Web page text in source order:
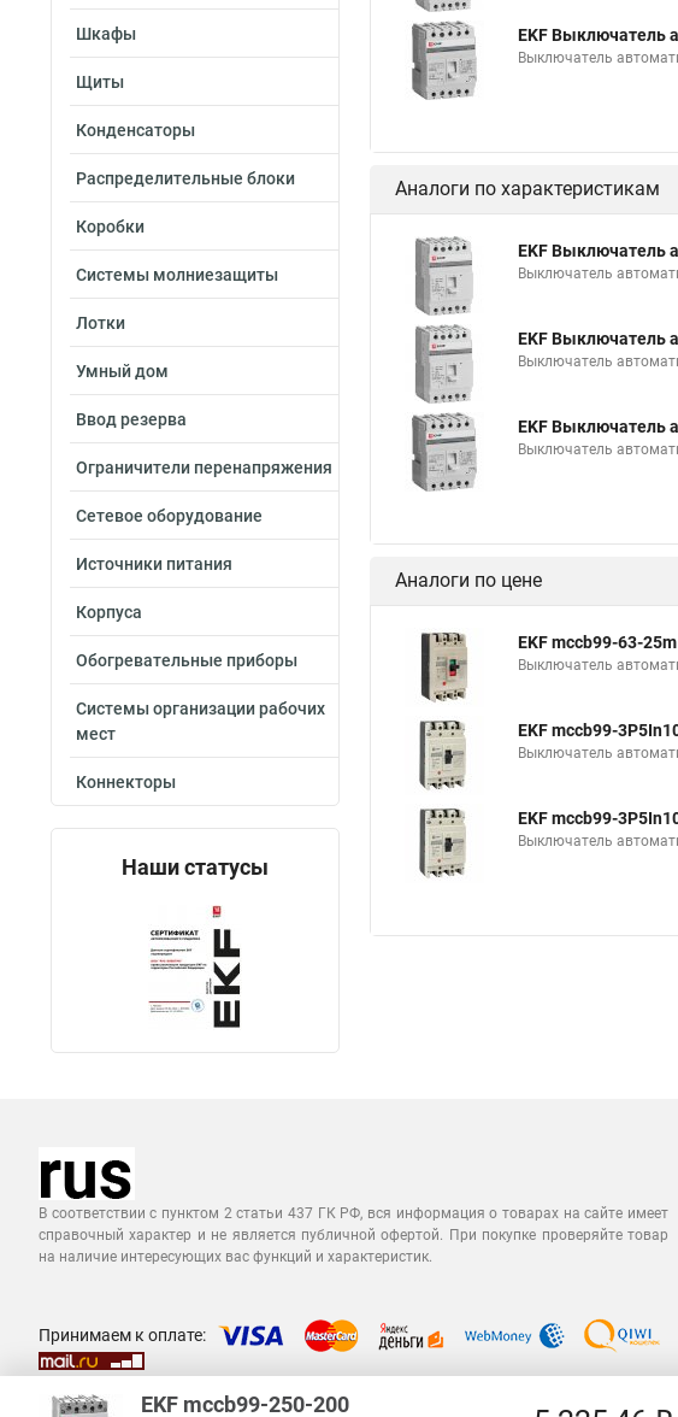
Шкафы
Щиты
Конденсаторы
Распределительные блоки
Коробки
Системы молниезащиты
Лотки
Умный дом
Ввод резерва
Ограничители перенапряжения
Сетевое оборудование
Источники питания
Корпуса
Обогревательные приборы
Системы организации рабочих
мест
Коннекторы
Наши статусы
EKF Выключатель
Выключатель
Аналоги по характеристикам
EKF Выключатель
Выключатель
EKF Выключатель
Выключатель
EKF Выключатель
Выключатель
Аналоги по цене
EKF mccb99-63-
Выключатель
EKF mccb99-
Выключатель
EKF mccb99-
Выключатель
В соответствии с пунктом 2 статьи 437 ГК РФ, вся информация о товарах на сайте имеет
справочный характер и не является публичной офертой. При покупке проверяйте товар
на наличие интересующих вас функций и характеристик.
Принимаем к оплате:
EKF mccb99-250-200